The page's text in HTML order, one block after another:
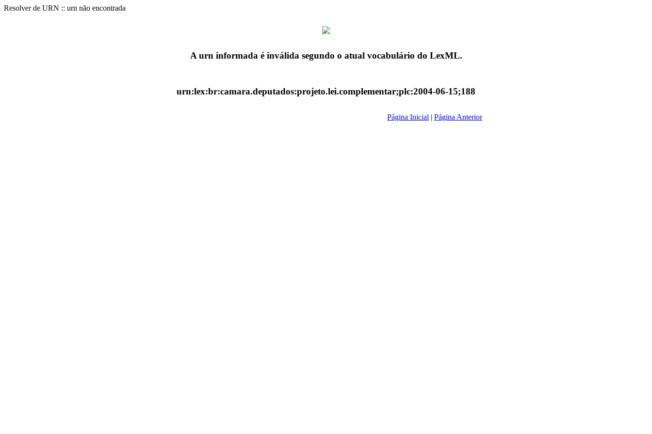
Resolver de URN :: urn não encontrada
A urn informada é inválida segundo o atual vocabulário do LexML.
urn:lex:br:camara.deputados:projeto.lei.complementar;plc:2004-06-15;188
Página Inicial | Página Anterior